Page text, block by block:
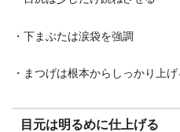
・下まぶたは涙袋を強調
・まつげは根本からしっかり上げ
目元は明るめに仕上げる